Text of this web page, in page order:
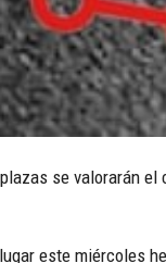
se valorarán
este miércoles